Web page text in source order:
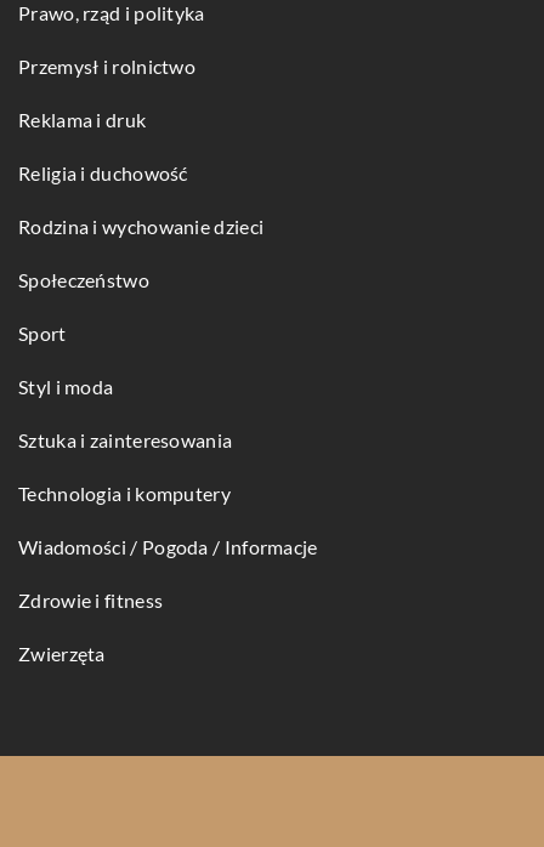
Prawo, rząd i polityka
Przemysł i rolnictwo
Reklama i druk
Religia i duchowość
Rodzina i wychowanie dzieci
Społeczeństwo
Sport
Styl i moda
Sztuka i zainteresowania
Technologia i komputery
Wiadomości / Pogoda / Informacje
Zdrowie i fitness
Zwierzęta